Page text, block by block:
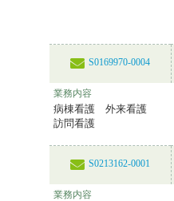
S0169970-0004
業務内容
病棟看護 外来看護
訪問看護
S0213162-0001
業務内容